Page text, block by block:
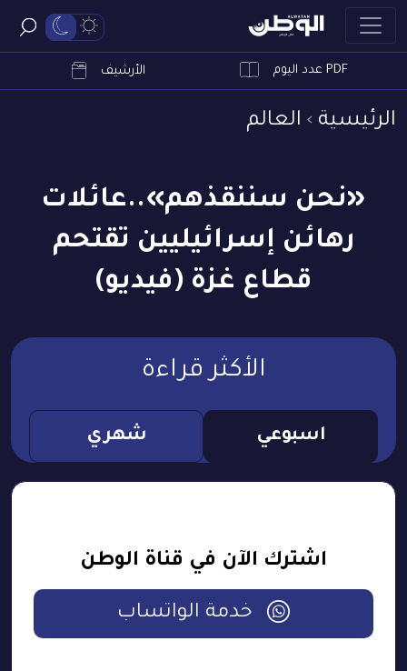
PDF عدد اليوم الأرشيف
الرئيسية العالم
«نحن سننقذهم»..عائلات
رهائن إسرائيليين تقتحم
قطاع غزة (فيديو)
الأكثر قراءة
اسبوعي شهري
اشترك الآن في قناة الوطن
خدمة الواتساب